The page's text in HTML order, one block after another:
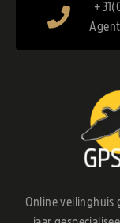
Online veilinghuis